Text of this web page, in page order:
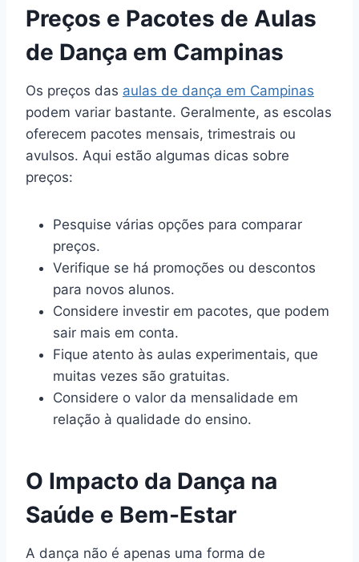
Preços e Pacotes de Aulas
de Dança em Campinas
Os preços das aulas de dança em Campinas
podem variar bastante. Geralmente, as escolas
oferecem pacotes mensais, trimestrais ou
avulsos. Aqui estão algumas dicas sobre
preços:
Pesquise várias opções para comparar
preços.
Verifique se há promoções ou descontos
para novos alunos.
Considere investir em pacotes, que podem
sair mais em conta.
Fique atento às aulas experimentais, que
muitas vezes são gratuitas.
Considere o valor da mensalidade em
relação à qualidade do ensino.
O Impacto da Dança na
Saúde e Bem-Estar
A dança não é apenas uma forma de